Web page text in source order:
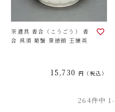
茶道具 香合（こうごう） 香
合 呉須 菊蟹 景徳鎮 王懐英
15,730 税込
264件中 1-